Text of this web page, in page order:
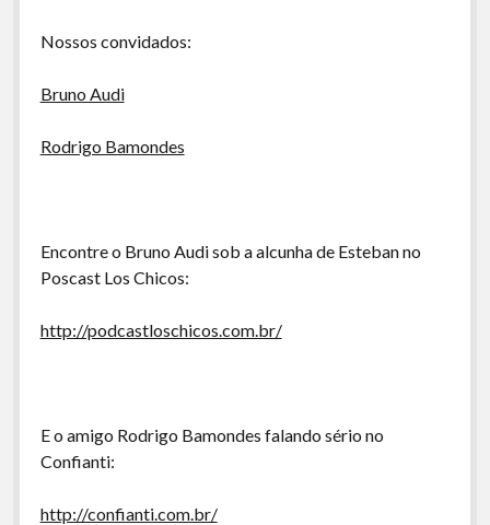
Nossos convidados:
Bruno Audi
Rodrigo Bamondes
Encontre o Bruno Audi sob a alcunha de Esteban no
Poscast Los Chicos:
http://podcastloschicos.com.br/
E o amigo Rodrigo Bamondes falando sério no
Confianti:
http://confianti.com.br/